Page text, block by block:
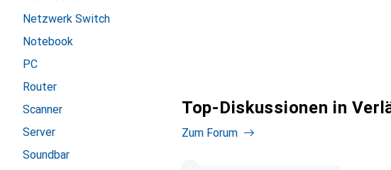
Netzwerk Switch
Notebook
PC
Router
Scanner
Server
Soundbar
Top-Diskussionen in
Zum Forum